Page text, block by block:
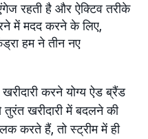
रहती है और ऐक्टिव तरीके
में मदद करने के लिए,
हम ने तीन नए
करने योग्य ऐड ब्रैंड
खरीदारी में बदलने की
करते हैं, तो स्ट्रीम में ही